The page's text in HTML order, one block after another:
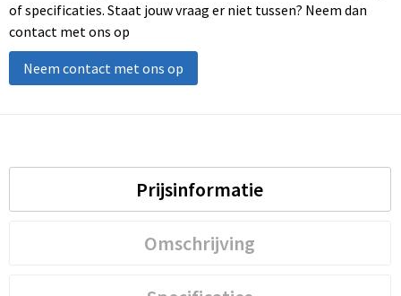
of specificaties. Staat jouw vraag er niet tussen? Neem dan
contact met ons op
Neem contact met ons op
Prijsinformatie
Omschrijving